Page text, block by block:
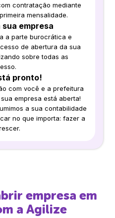
contratação mediante
mensalidade.
empresa
a parte burocrática e
de abertura da sua
sobre todas as
pronto!
com você e a prefeitura
empresa está aberta!
a sua contabilidade
no que importa: fazer a
empresa em
a Agilize